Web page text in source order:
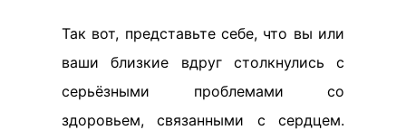
Так вот, представьте себе, что вы или
ваши близкие вдруг столкнулись с
серьёзными проблемами со
здоровьем, связанными с сердцем.